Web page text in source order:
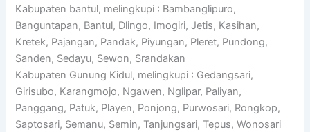
Kabupaten bantul, melingkupi : Bambanglipuro,
Banguntapan, Bantul, Dlingo, Imogiri, Jetis, Kasihan,
Kretek, Pajangan, Pandak, Piyungan, Pleret, Pundong,
Sanden, Sedayu, Sewon, Srandakan
Kabupaten Gunung Kidul, melingkupi : Gedangsari,
Girisubo, Karangmojo, Ngawen, Nglipar, Paliyan,
Panggang, Patuk, Playen, Ponjong, Purwosari, Rongkop,
Saptosari, Semanu, Semin, Tanjungsari, Tepus, Wonosari